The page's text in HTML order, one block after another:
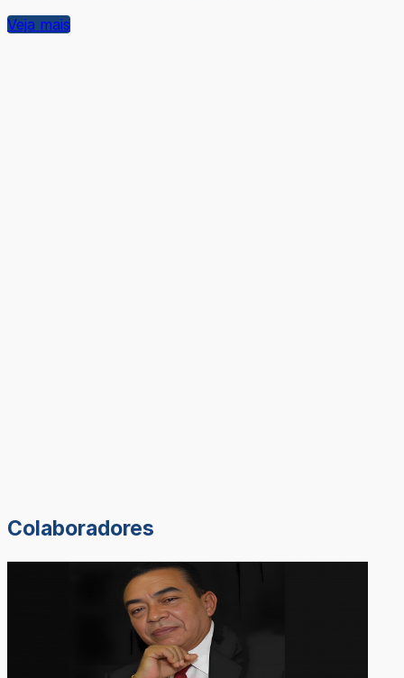
Veja mais
Colaboradores